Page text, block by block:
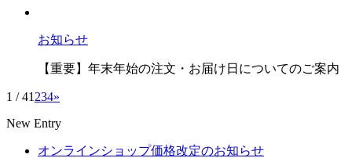
お知らせ
【重要】年末年始の注文・お届け日についてのご案内
1 / 41 234»
New Entry
オンラインショップ価格改定のお知らせ